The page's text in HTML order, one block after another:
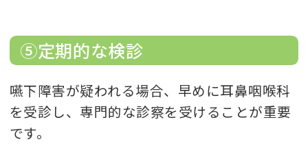
⑤定期的な検診
嚥下障害が疑われる場合、早めに耳鼻咽喉科
を受診し、専門的な診察を受けることが重要
です。